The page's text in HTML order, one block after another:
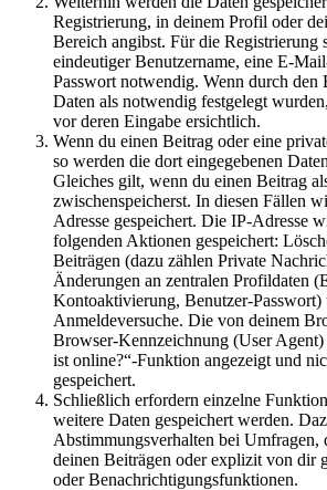
Registrierung, in deinem Profil oder
Bereich angibst. Für die Registrierung
eindeutiger Benutzername, eine E-
Passwort notwendig. Wenn durch den
Daten als notwendig festgelegt
vor deren Eingabe ersichtlich.
Wenn du einen Beitrag oder eine
so werden die dort eingegebenen
Gleiches gilt, wenn du einen Beitrag
zwischenspeicherst. In diesen Fällen
Adresse gespeichert. Die IP-Adresse
folgenden Aktionen gespeichert:
Beiträgen (dazu zählen Private
Änderungen an zentralen Profildaten
Kontoaktivierung, Benutzer-Passwort)
Anmeldeversuche. Die von deinem
Browser-Kennzeichnung (User
ist online?“-Funktion angezeigt und
gespeichert.
Schließlich erfordern einzelne
weitere Daten gespeichert werden.
Abstimmungsverhalten bei Umfragen,
deinen Beiträgen oder explizit von dir
oder Benachrichtigungsfunktionen.